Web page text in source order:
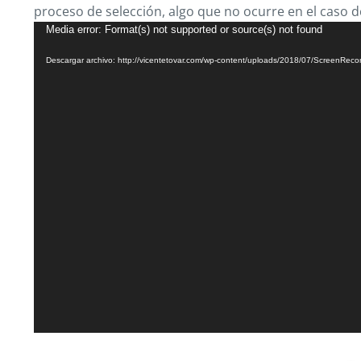
proceso de selección, algo que no ocurre en el caso
Reproductor
Media error: Format(s) not supported or source(s) not found
Descargar archivo: http://vicentetovar.com/wp-content/uploads/2018/07/